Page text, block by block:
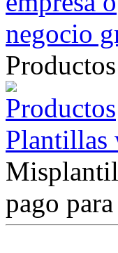
Plantillas
pago